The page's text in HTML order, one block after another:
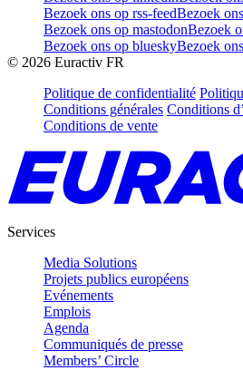
Bezoek ons op rss-feedBezoek
Bezoek ons op mastodonBezoek
Bezoek ons op blueskyBezoek
© 2026 Euractiv FR
Politique de confidentialité
Conditions générales Conditions
Conditions de vente
Services
Media Solutions
Projets publics européens
Evénements
Emplois
Agenda
Communiqués de presse
Members’ Circle